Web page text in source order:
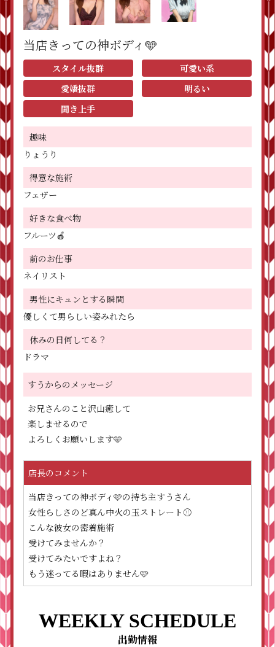
当店きっての神ボディ🩵
スタイル抜群
可愛い系
愛嬌抜群
明るい
聞き上手
趣味
りょうり
得意な施術
フェザー
好きな食べ物
フルーツ🍎
前のお仕事
ネイリスト
男性にキュンとする瞬間
優しくて男らしい姿みれたら
休みの日何してる？
ドラマ
すうからのメッセージ
お兄さんのこと沢山癒して
楽しませるので
よろしくお願いします🩵
店長のコメント
当店きっての神ボディ🩷の持ち主すうさん
女性らしさのど真ん中火の玉ストレート⚾️
こんな彼女の密着施術
受けてみませんか？
受けてみたいですよね？
もう迷ってる暇はありません🩷
WEEKLY SCHEDULE
出勤情報